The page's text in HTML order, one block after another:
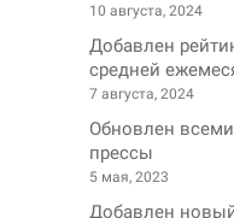
10 августа, 2024
Добавлен
средней
7 августа, 2024
Обновлен
прессы
5 мая, 2023
Добавлен